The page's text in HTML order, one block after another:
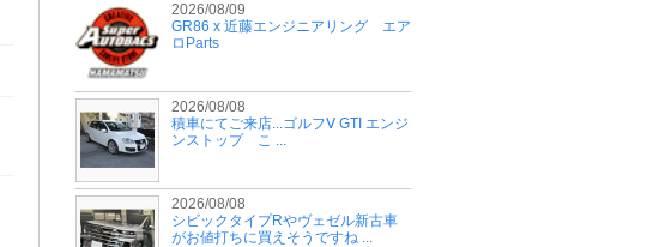
2026/08/09
GR86 x 近藤エンジニアリング エア
ロParts
2026/08/08
積車にてご来店...ゴルフⅤ GTI エンジ
ンストップ こ ...
2026/08/08
シビックタイプRやヴェゼル新古車
がお値打ちに買えそうですね ...